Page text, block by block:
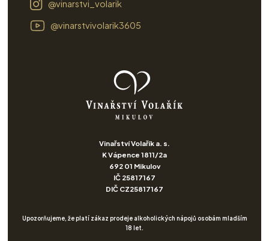
@vinarstvi_volarik
@vinarstvivolarik3605
Vinařství Volařík a. s.
K Vápence 1811/2a
692 01 Mikulov
IČ 25817167
DIČ CZ25817167
Upozorňujeme, že platí zákaz prodeje alkoholických nápojů osobám mladším
18 let.